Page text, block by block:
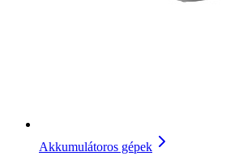
Akkumulátoros gépek